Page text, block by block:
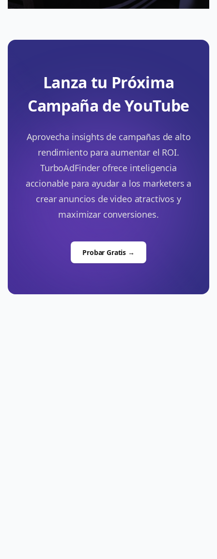
Lanza tu Próxima
Campaña de YouTube
Aprovecha insights de campañas de alto
rendimiento para aumentar el ROI.
TurboAdFinder ofrece inteligencia
accionable para ayudar a los marketers a
crear anuncios de video atractivos y
maximizar conversiones.
Probar Gratis →